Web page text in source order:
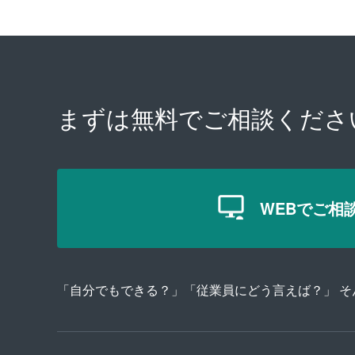
まずは無料でご相談くだ
WEBでご相
「自分でもできる？」「従業員にどう言えば？」